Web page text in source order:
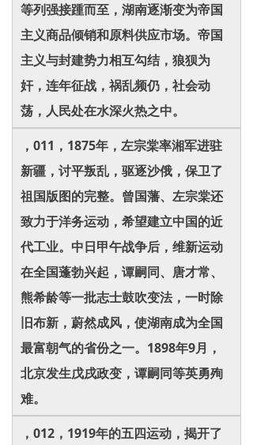
等列强接踵而至，湖南逐渐变为帝国
主义商品倾销和原料供应市场。帝国
主义与封建势力相互勾结，狼狈为
奸，连年征战，祸乱频仍，社会动
荡，人民处在水深火热之中。
，011，1875年，左宗棠率湘军进驻
新疆，讨平叛乱，驱逐沙俄，保卫了
祖国版图的完整。曾国藩、左宗棠还
致力于洋务运动，希望建立中国的近
代工业。中日甲午战争后，维新运动
在全国蓬勃兴起，谭嗣同、唐才常、
熊希龄等一批志士鼓吹变法，一时除
旧布新，蔚然成风，使湖南成为全国
最富朝气的省份之一。1898年9月，
北京发生戊戌政变，谭嗣同等英勇殉
难。
，012，1919年的五四运动，揭开了